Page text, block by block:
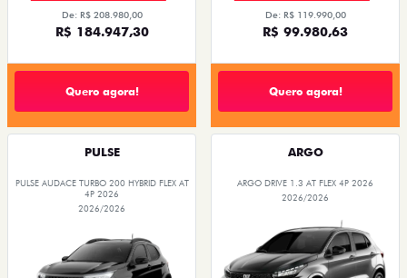
De: R$ 208.980,00
R$ 184.947,30
Quero agora!
De: R$ 119.990,00
R$ 99.980,63
Quero agora!
PULSE
PULSE AUDACE TURBO 200 HYBRID FLEX AT
4P 2026
2026/2026
ARGO
ARGO DRIVE 1.3 AT FLEX 4P 2026
2026/2026